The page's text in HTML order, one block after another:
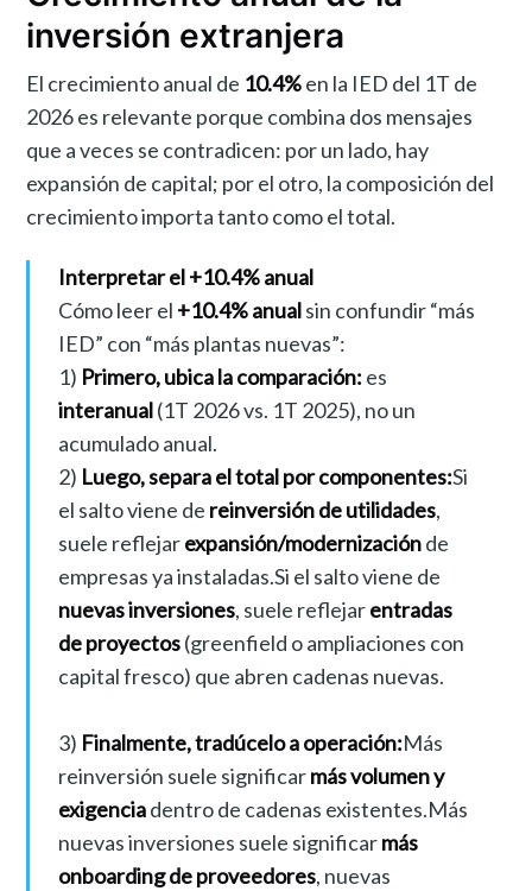
inversión extranjera
El crecimiento anual de 10.4%en la IED del 1T de
2026 es relevante porque combina dos mensajes
que a veces se contradicen: por un lado, hay
expansión de capital; por el otro, la composición del
crecimiento importa tanto como el total.
Interpretar el +10.4% anual
Cómo leer el +10.4% anualsin confundir “más
IED” con “más plantas nuevas”:
1) Primero, ubica la comparación: es
interanual(1T 2026 vs. 1T 2025), no un
acumulado anual.
2) Luego, separa el total por componentes:Si
el salto viene de reinversión de utilidades,
suele reflejarexpansión/modernizaciónde
empresas ya instaladas.Si el salto viene de
nuevas inversiones, suele reflejarentradas
de proyectos(greenfield o ampliaciones con
capital fresco) que abren cadenas nuevas.
3) Finalmente, tradúcelo a operación:Más
reinversión suele significarmás volumen y
exigenciadentro de cadenas existentes.Más
nuevas inversiones suele significarmás
onboarding de proveedores, nuevas